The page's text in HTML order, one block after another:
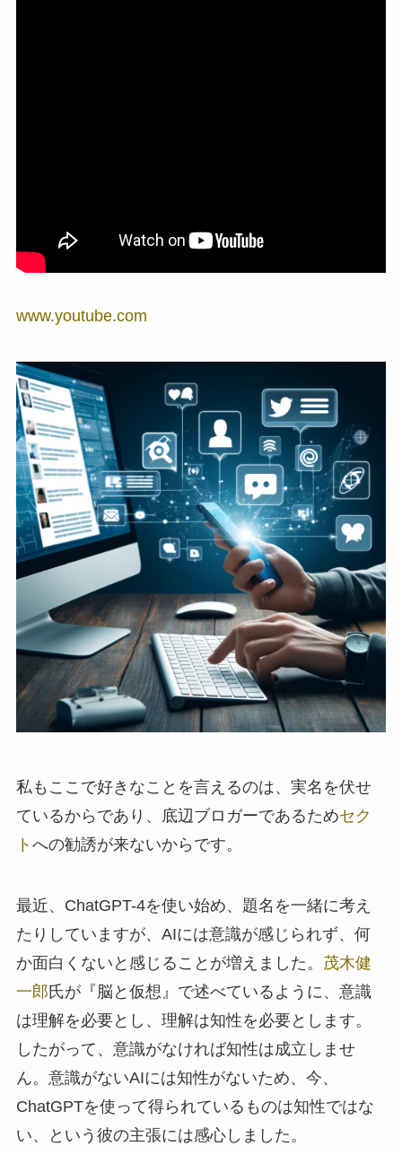
www.youtube.com
私もここで好きなことを言えるのは、実名を伏せ
ているからであり、底辺ブロガーであるためセク
ト への勧誘が来ないからです。
最近、ChatGPT-4を使い始め、題名を一緒に考え
たりしていますが、AIには意識が感じられず、何
か面白くないと感じることが増えました。 茂木健
一郎 氏が『脳と仮想』で述べているように、意識
は理解を必要とし、理解は知性を必要とします。
したがって、意識がなければ知性は成立しませ
ん。意識がないAIには知性がないため、今、
ChatGPTを使って得られているものは知性ではな
い、という彼の主張には感心しました。